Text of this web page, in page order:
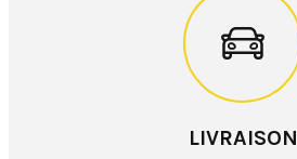
LIVRAISON